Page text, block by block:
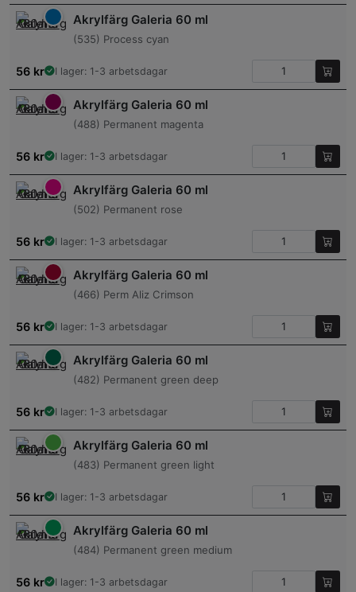
Akrylfärg Galeria 60 ml
(535) Process cyan
56 kr I lager: 1-3 arbetsdagar
Akrylfärg Galeria 60 ml
(488) Permanent magenta
56 kr I lager: 1-3 arbetsdagar
Akrylfärg Galeria 60 ml
(502) Permanent rose
56 kr I lager: 1-3 arbetsdagar
Akrylfärg Galeria 60 ml
(466) Perm Aliz Crimson
56 kr I lager: 1-3 arbetsdagar
Akrylfärg Galeria 60 ml
(482) Permanent green deep
56 kr I lager: 1-3 arbetsdagar
Akrylfärg Galeria 60 ml
(483) Permanent green light
56 kr I lager: 1-3 arbetsdagar
Akrylfärg Galeria 60 ml
(484) Permanent green medium
56 kr I lager: 1-3 arbetsdagar